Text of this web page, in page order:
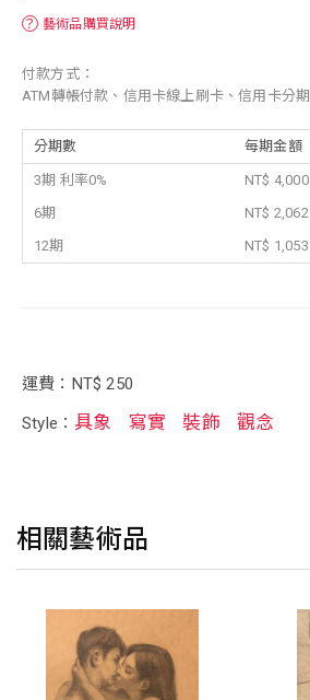
？ 藝術品購買說明
付款方式：
ATM轉帳付款、信用卡線上刷卡、信用卡分期
分期數 每期金額
3期 利率0%
NT$ 4,000
6期
NT$ 2,062
12期
NT$ 1,053
運費：NT$ 250
Style： 具象 寫實 裝飾 觀念
相關藝術品